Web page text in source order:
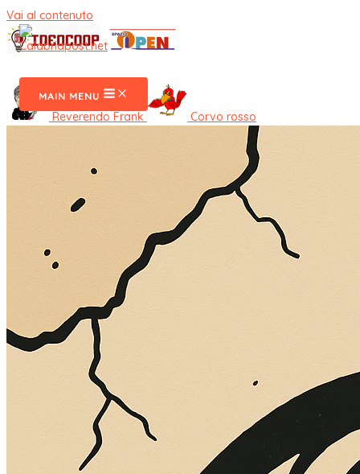
Vai al contenuto
MAIN MENU
Reverendo Frank Corvo rosso